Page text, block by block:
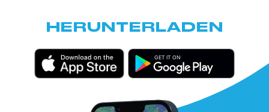
HERUNTERLADEN